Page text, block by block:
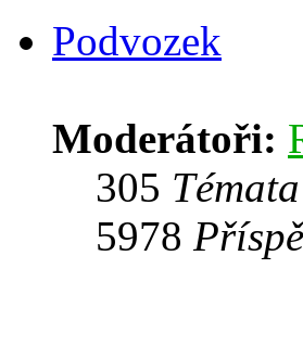
Podvozek
Moderátoři:
305 Témata
5978